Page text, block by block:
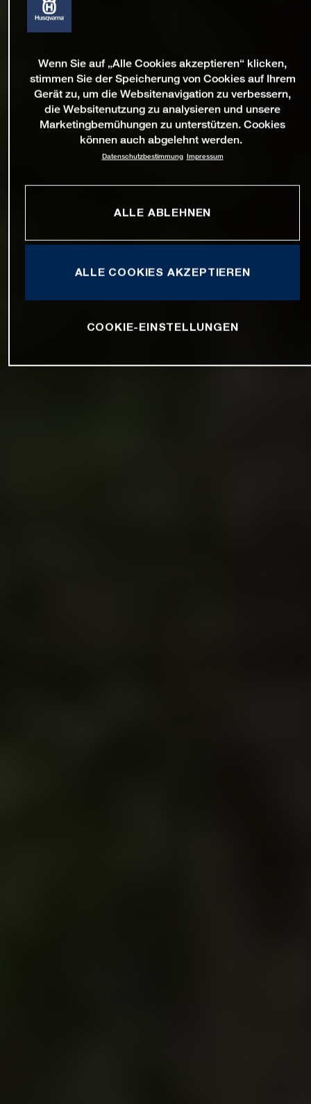
Wenn Sie auf „Alle Cookies akzeptieren“ klicken,
stimmen Sie der Speicherung von Cookies auf Ihrem
Gerät zu, um die Websitenavigation zu verbessern,
die Websitenutzung zu analysieren und unsere
Marketingbemühungen zu unterstützen. Cookies
können auch abgelehnt werden.
Datenschutzbestimmung Impressum
ALLE ABLEHNEN
ALLE COOKIES AKZEPTIEREN
COOKIE-EINSTELLUNGEN